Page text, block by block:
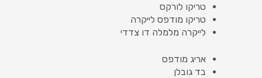
טריקו לורקס
טריקו מודפס לייקרה
לייקרה מלמלה דו צדדי
אריג מודפס
בד גובלן